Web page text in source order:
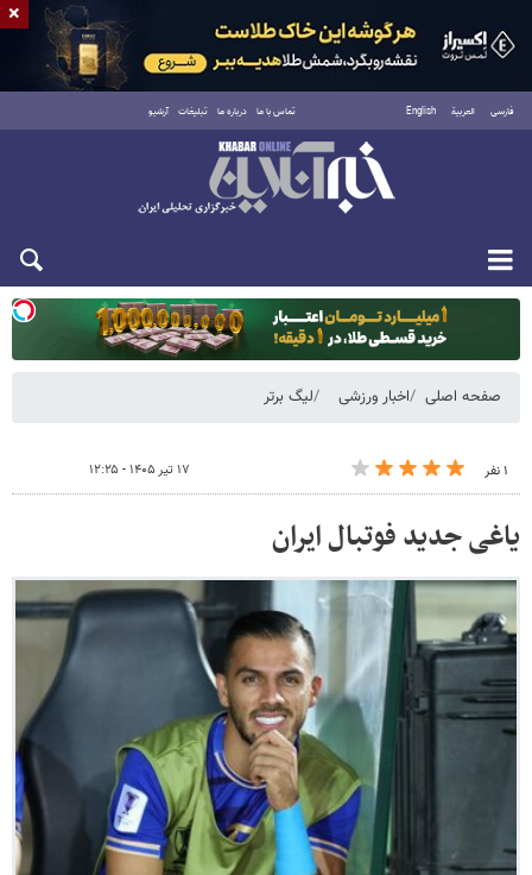
فارسی العربية English تماس با ما درباره ما تبلیغات آرشیو
یکشنبه ۱۸ مرداد ۱۴۰۵
صفحه اصلی اخبار ورزشی لیگ برتر
۱ نفر ۱۷ تیر ۱۴۰۵ - ۱۲:۲۵
یاغی جدید فوتبال ایران
×